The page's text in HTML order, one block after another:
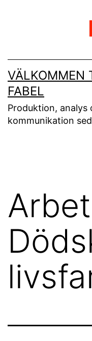
VÄLKOMMEN
FABEL
Produktion, analys
kommunikation